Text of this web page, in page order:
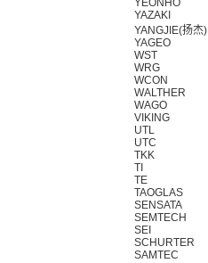
YEONHO
YAZAKI
YANGJIE(扬杰)
YAGEO
WST
WRG
WCON
WALTHER
WAGO
VIKING
UTL
UTC
TKK
TI
TE
TAOGLAS
SENSATA
SEMTECH
SEI
SCHURTER
SAMTEC